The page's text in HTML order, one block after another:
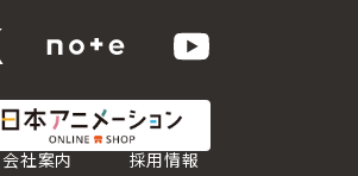
会社案内 採用情報